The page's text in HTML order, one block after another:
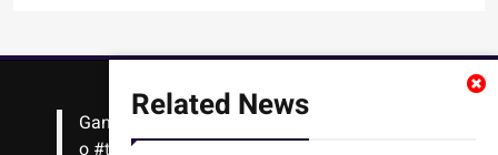
Related News
Gana #Bitcoin solo con leer artículos, noticias